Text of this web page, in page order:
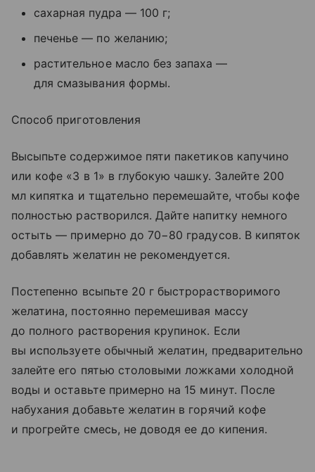
сахарная пудра — 100 г;
печенье — по желанию;
растительное масло без запаха —
для смазывания формы.
Способ приготовления
Высыпьте содержимое пяти пакетиков капучино
или кофе «3 в 1» в глубокую чашку. Залейте 200
мл кипятка и тщательно перемешайте, чтобы кофе
полностью растворился. Дайте напитку немного
остыть — примерно до 70−80 градусов. В кипяток
добавлять желатин не рекомендуется.
Постепенно всыпьте 20 г быстрорастворимого
желатина, постоянно перемешивая массу
до полного растворения крупинок. Если
вы используете обычный желатин, предварительно
залейте его пятью столовыми ложками холодной
воды и оставьте примерно на 15 минут. После
набухания добавьте желатин в горячий кофе
и прогрейте смесь, не доводя ее до кипения.